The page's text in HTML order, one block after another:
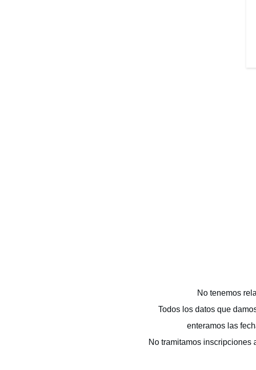
No tenemos
Todos los datos que
enteramos las
No tramitamos inscripciones